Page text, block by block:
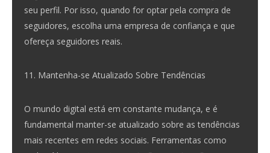
seu perfil. Por isso, quando for optar pela compra de
seguidores, escolha uma empresa de confiança e que
ofereça seguidores reais.
11. Mantenha-se Atualizado Sobre Tendências
O mundo digital está em constante mudança, e é
fundamental manter-se atualizado sobre as tendências
mais recentes em redes sociais. Ferramentas como